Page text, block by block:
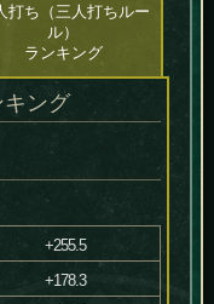
打ち（三人打ちルー
ル）
ランキング
ング
+255.5
+178.3